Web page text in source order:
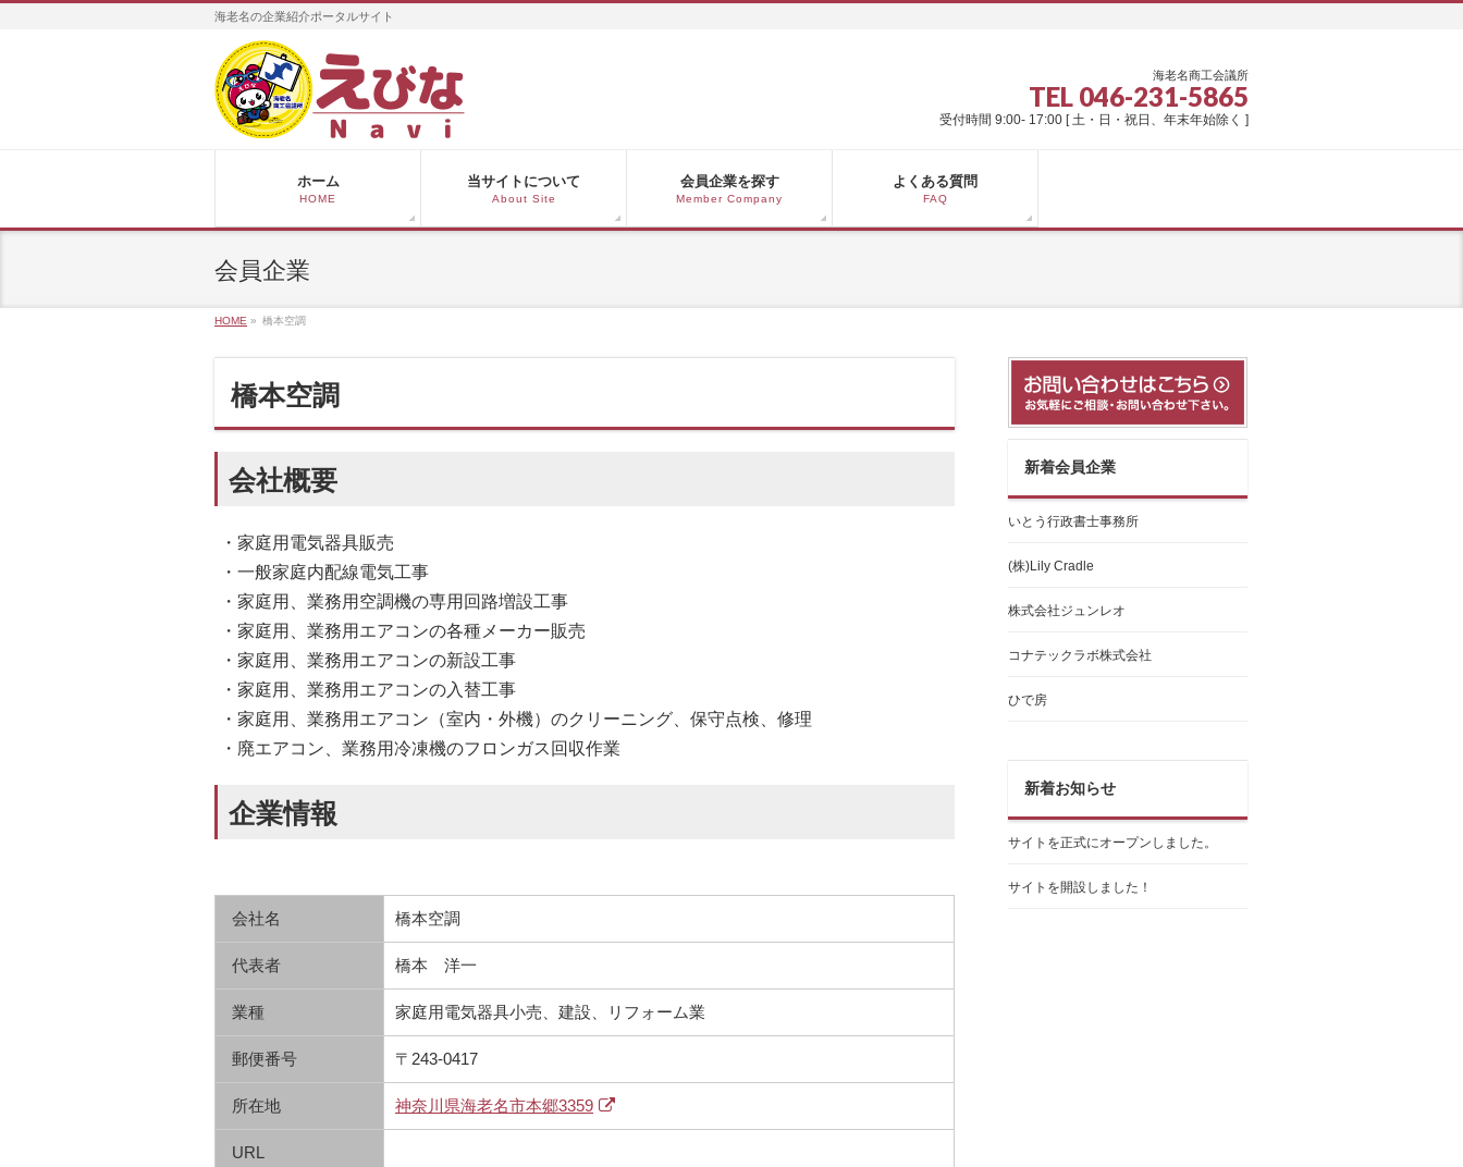
海老名の企業紹介ポータルサイト
海老名商工会議所
TEL 046-231-5865
受付時間 9:00- 17:00 [ 土・日・祝日、年末年始除く ]
ホーム
HOME
当サイトについて
About Site
会員企業を探す
Member Company
よくある質問
FAQ
会員企業
HOME » 橋本空調
橋本空調
会社概要
・家庭用電気器具販売
・一般家庭内配線電気工事
・家庭用、業務用空調機の専用回路増設工事
・家庭用、業務用エアコンの各種メーカー販売
・家庭用、業務用エアコンの新設工事
・家庭用、業務用エアコンの入替工事
・家庭用、業務用エアコン（室内・外機）のクリーニング、保守点検、修理
・廃エアコン、業務用冷凍機のフロンガス回収作業
企業情報
会社名 橋本空調
代表者 橋本 洋一
業種 家庭用電気器具小売、建設、リフォーム業
郵便番号 〒243-0417
所在地 神奈川県海老名市本郷3359
URL
新着会員企業
いとう行政書士事務所
(株)Lily Cradle
株式会社ジュンレオ
コナテックラボ株式会社
ひで房
新着お知らせ
サイトを正式にオープンしました。
サイトを開設しました！